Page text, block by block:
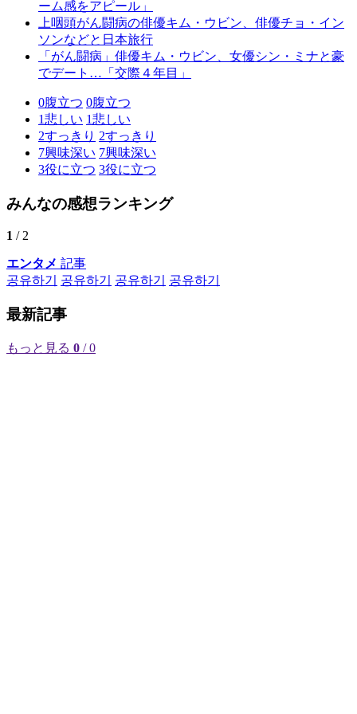
ーム感をアピール」
上咽頭がん闘病の俳優キム・ウビン、俳優チョ・イン
ソンなどと日本旅行
「がん闘病」俳優キム・ウビン、女優シン・ミナと豪
でデート…「交際４年目」
0腹立つ 0腹立つ
1悲しい 1悲しい
2すっきり 2すっきり
7興味深い 7興味深い
3役に立つ 3役に立つ
みんなの感想ランキング
1 / 2
エンタメ 記事
공유하기
공유하기 공유하기 공유하기
最新記事
もっと見る 0 / 0